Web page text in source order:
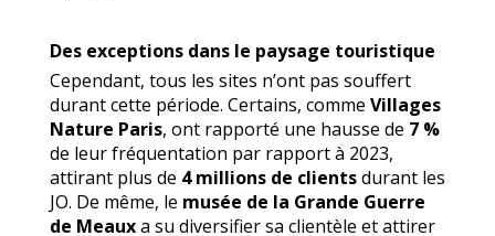
Des exceptions dans le paysage touristique
Cependant, tous les sites n’ont pas souffert
durant cette période. Certains, comme Villages
Nature Paris, ont rapporté une hausse de 7 %
de leur fréquentation par rapport à 2023,
attirant plus de 4 millions de clientsdurant les
JO. De même, le musée de la Grande Guerre
de Meauxa su diversifier sa clientèle et attirer